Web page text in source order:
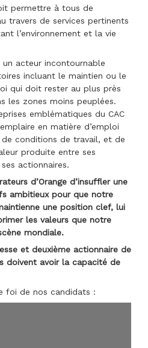
permettre à tous de
travers de services pertinents
l’environnement et la vie
acteur incontournable
incluant le maintien ou le
qui doit rester au plus près
les zones moins peuplées.
emblématiques du CAC
en matière d’emploi
conditions de travail, et de
produite entre ses
actionnaires.
d’Orange d’insuffler une
ambitieux pour que notre
une position clef, lui
les valeurs que notre
mondiale.
et deuxième actionnaire de
doivent avoir la capacité de
foi de nos candidats :